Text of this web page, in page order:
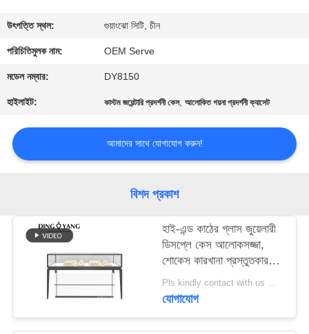
গুণমান
নিয়ন্ত্রণ
একটি
উদ্ধৃতি
অনুরোধ
করুন
COMPANY
NEWS
উৎপত্তি স্থল: গুয়াংঝো সিটি, চীন
পরিচিতিমুলক নাম: OEM Serve
মডেল নম্বার: DY8150
হাইলাইট: কাস্টম জয়েন্টারি প্রদর্শনী কেস,আলোকিত গয়না প্রদর্শনী ক্যাসেট
আমাদের সাথে যোগাযোগ করুন!
বিশদ প্রকাশ
হাই-এন্ড কাঠের গ্লাস জুয়েলারী
ডিসপ্লে কেস আলোকসজ্জা,
শোকেস কারখানা প্রস্তুতকারক,
সাশ্রয়ী মূল্যের মূল্য সঙ্গে উচ্চ
মানের
Pls kindly contact with us MOQ:1 দোকান বা 5 সেট / লাক্সারি জুয়েলারী স্টোর ফার্নিচার
যোগাযোগ